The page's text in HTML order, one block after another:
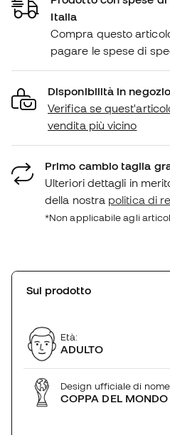
Italia
Compra questo
pagare le spese di
Disponibilità in negozio
Verifica se
vendita più vicino
Primo cambio taglia
Ulteriori dettagli in
della nostra politica di
*Non applicabile agli
Sul prodotto
Età:
ADULTO
Design ufficiale di
COPPA DEL MONDO